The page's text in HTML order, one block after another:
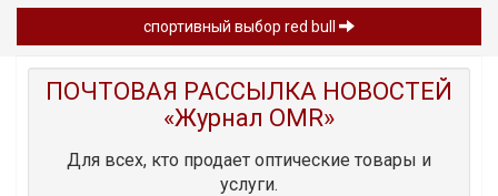
спортивный выбор red bull
ПОЧТОВАЯ РАССЫЛКА НОВОСТЕЙ
«Журнал OMR»
Для всех, кто продает оптические товары и
услуги.